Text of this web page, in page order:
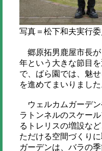
写真＝松下和夫実行
郷原拓男鹿屋市長が
年という大きな節目
で、ばら園では、魅
を進めてまいりました
ウェルカムガーデン
ラトンネルのスケー
るトレリスの増設な
ただける空間づくり
ガーデンは、バラの